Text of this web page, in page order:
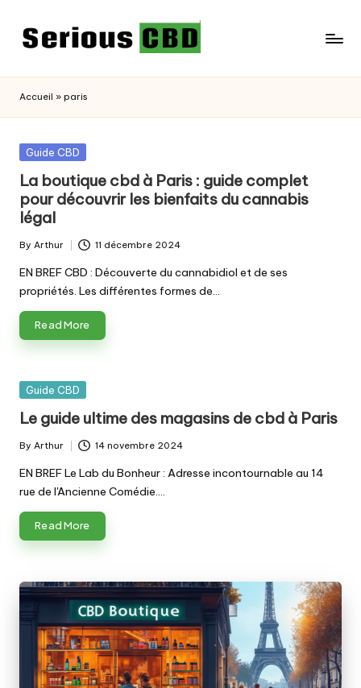
Accueil » paris
Posted
Guide CBD
La boutique cbd à Paris : guide complet
pour découvrir les bienfaits du cannabis
légal
Posted
by
By Arthur 11 décembre 2024
EN BREF CBD : Découverte du cannabidiol et de ses
propriétés. Les différentes formes de…
Read More
Posted
Guide CBD
Le guide ultime des magasins de cbd à Paris
Posted
by
By Arthur 14 novembre 2024
EN BREF Le Lab du Bonheur : Adresse incontournable au 14
rue de l'Ancienne Comédie.…
Read More